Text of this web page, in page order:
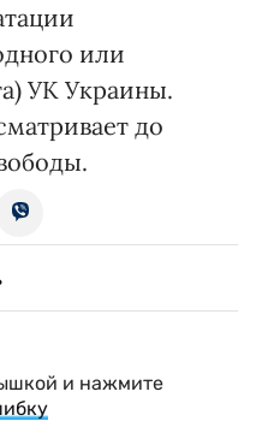
или
УК Украины.
до
и нажмите